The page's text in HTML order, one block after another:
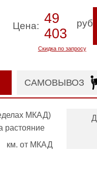
Цена: 49
403
Скидка по запросу
руб
САМОВЫВОЗ
МКАД)
растояние
км. от МКАД